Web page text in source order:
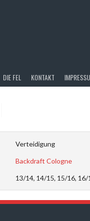
DIE FEL KONTAKT
Verteidigung
Backdraft Cologne
13/14, 14/15, 15/16, 16/